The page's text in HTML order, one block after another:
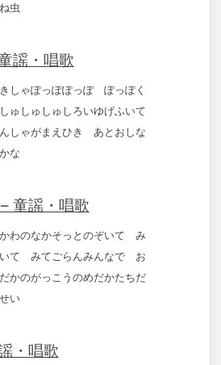
虫
謡・唱歌
しゃぽっぽぽっぽ ぽっぽく
ゅしゅしゅしろいゆげふいて
しゃがまえひき あとおしな
な
童謡・唱歌
わのなかそっとのぞいて み
いて みてごらんみんなで お
かのがっこうのめだかたちだ
い
・唱歌